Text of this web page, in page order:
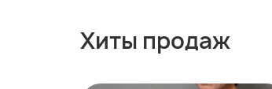
Хиты продаж